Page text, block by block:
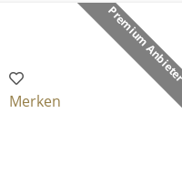
Premium Anbieter
Merken